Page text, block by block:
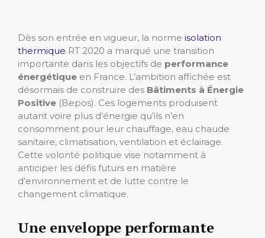
Dès son entrée en vigueur, la norme isolation
thermique RT 2020 a marqué une transition
importante dans les objectifs de performance
énergétique en France. L’ambition affichée est
désormais de construire des Bâtiments à Énergie
Positive (Bepos). Ces logements produisent
autant voire plus d’énergie qu’ils n’en
consomment pour leur chauffage, eau chaude
sanitaire, climatisation, ventilation et éclairage.
Cette volonté politique vise notamment à
anticiper les défis futurs en matière
d’environnement et de lutte contre le
changement climatique.
Une enveloppe performante